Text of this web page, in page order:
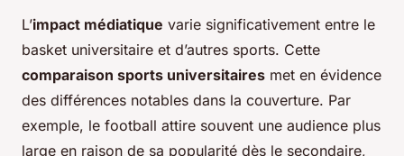
L’impact médiatique varie significativement entre le
basket universitaire et d’autres sports. Cette
comparaison sports universitaires met en évidence
des différences notables dans la couverture. Par
exemple, le football attire souvent une audience plus
large en raison de sa popularité dès le secondaire,